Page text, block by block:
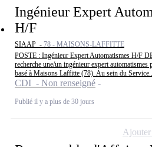
Ingénieur Expert
H/F
SIAAP - 78 - MAISONS-LAFFITTE
POSTE : Ingénieur Expert Automatismes H/F
recherche une/un ingénieur expert
basé à Maisons Laffitte (78). Au sein du
CDI - Non renseigné
Publié il y a plus de 30 jours